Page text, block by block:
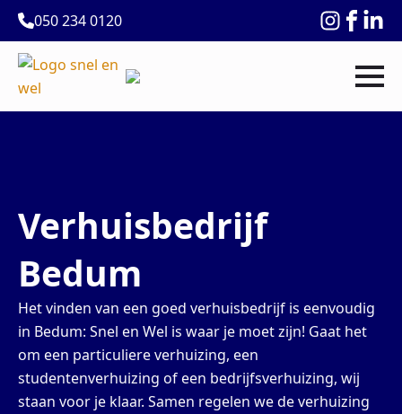
050 234 0120
Verhuisbedrijf
Bedum
Het vinden van een goed verhuisbedrijf is eenvoudig
in Bedum: Snel en Wel is waar je moet zijn! Gaat het
om een particuliere verhuizing, een
studentenverhuizing of een bedrijfsverhuizing, wij
staan voor je klaar. Samen regelen we de verhuizing